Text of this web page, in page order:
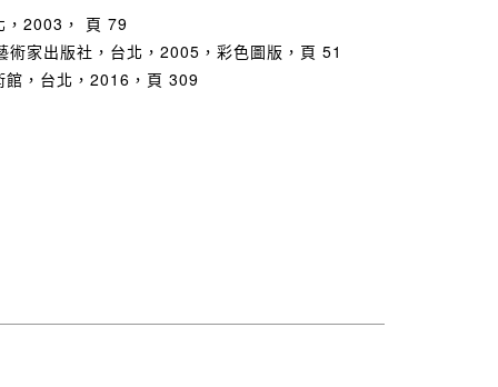
，2003， 頁 79
家出版社，台北，2005，彩色圖版，頁 51
館，台北，2016，頁 309